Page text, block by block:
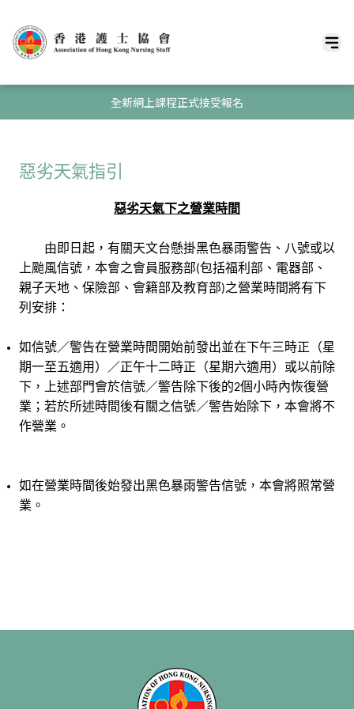
全新網上課程正式接受報名
惡劣天氣指引
惡劣天氣下之營業時間
由即日起，有關天文台懸掛黑色暴雨警告、八號或以
上颱風信號，本會之會員服務部(包括福利部、電器部、
親子天地、保險部、會籍部及教育部)之營業時間將有下
列安排：
如信號／警告在營業時間開始前發出並在下午三時正（星
期一至五適用）／正午十二時正（星期六適用）或以前除
下，上述部門會於信號／警告除下後的2個小時內恢復營
業；若於所述時間後有關之信號／警告始除下，本會將不
作營業。
如在營業時間後始發出黑色暴雨警告信號，本會將照常營
業。